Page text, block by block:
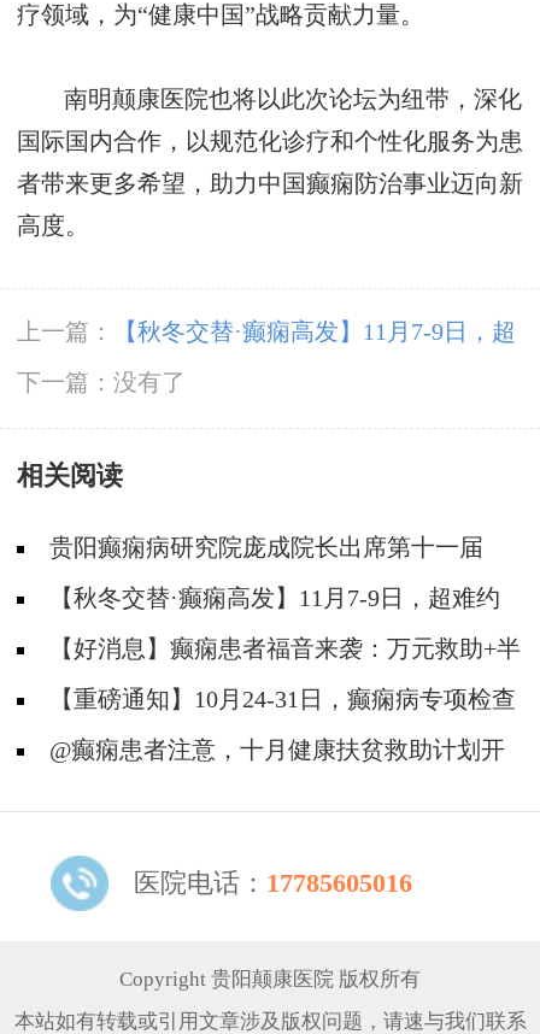
疗领域，为“健康中国”战略贡献力量。
南明颠康医院也将以此次论坛为纽带，深化
国际国内合作，以规范化诊疗和个性化服务为患
者带来更多希望，助力中国癫痫防治事业迈向新
高度。
上一篇：
【秋冬交替·癫痫高发】11月7-9日，超
难约的北京三甲名医，携手贵州专家团共抗癫
痫，速约！
下一篇：没有了
相关阅读
贵阳癫痫病研究院庞成院长出席第十一届
CAAE国际癫痫论坛暨协会成立20周年庆典
【秋冬交替·癫痫高发】11月7-9日，超难约
的北京三甲名医，携手贵州专家团共抗癫痫，速
约！
【好消息】癫痫患者福音来袭：万元救助+半
价专项检查+京黔专家免费亲诊，符合条件者速
申请！
【重磅通知】10月24-31日，癫痫病专项检查
全额救助+京黔名医免费亲诊+高达万元补贴，
@癫痫患者注意，十月健康扶贫救助计划开
医院电话： 17785605016
Copyright 贵阳颠康医院 版权所有
本站如有转载或引用文章涉及版权问题，请速与我们联系